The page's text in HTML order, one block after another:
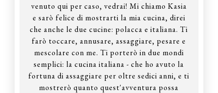
venuto qui per caso, vedrai! Mi chiamo Kasia
e sarò felice di mostrarti la mia cucina, direi
che anche le due cucine: polacca e italiana. Ti
farò toccare, annusare, assaggiare, pesare e
mescolare con me. Ti porterò in due mondi
semplici: la cucina italiana - che ho avuto la
fortuna di assaggiare per oltre sedici anni, e ti
mostrerò quanto quest'avventura possa